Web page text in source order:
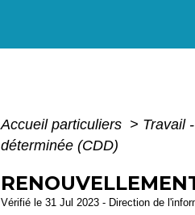
Accueil particuliers > Travail
déterminée (CDD)
Vérifié le 31 Jul 2023 - Direction de